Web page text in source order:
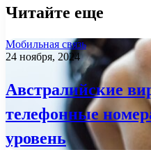
Читайте еще
Мобильная связь
24 ноября, 2024
Австралийские
телефонные
уровень